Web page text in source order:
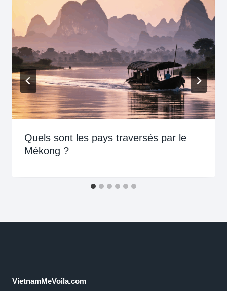
Quels sont les pays traversés par le
Mékong ?
VietnamMeVoila.com